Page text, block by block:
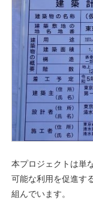
本プロジェクトは単
可能な利用を促進す
組んでいます。